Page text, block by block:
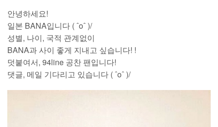
안녕하세요!
일본 BANA입니다 ( ˆoˆ )/
성별, 나이, 국적 관계없이
BANA과 사이 좋게 지내고 싶습니다! !
덧붙여서, 94line 공찬 팬입니다!
댓글, 메일 기다리고 있습니다 ( ˆoˆ )/